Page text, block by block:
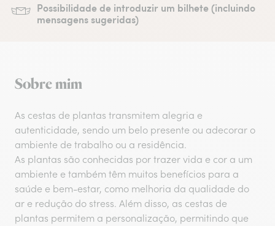
Possibilidade de introduzir um bilhete (incluindo
mensagens sugeridas)
Sobre mim
As cestas de plantas transmitem alegria e
autenticidade, sendo um belo presente ou adecorar o
ambiente de trabalho ou a residência.
As plantas são conhecidas por trazer vida e cor a um
ambiente e também têm muitos benefícios para a
saúde e bem-estar, como melhoria da qualidade do
ar e redução do stress. Além disso, as cestas de
plantas permitem a personalização, permitindo que